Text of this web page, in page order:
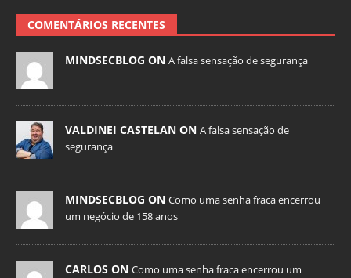
COMENTÁRIOS RECENTES
MINDSECBLOG ON A falsa sensação de segurança
VALDINEI CASTELAN ON A falsa sensação de
segurança
MINDSECBLOG ON Como uma senha fraca encerrou
um negócio de 158 anos
CARLOS ON Como uma senha fraca encerrou um